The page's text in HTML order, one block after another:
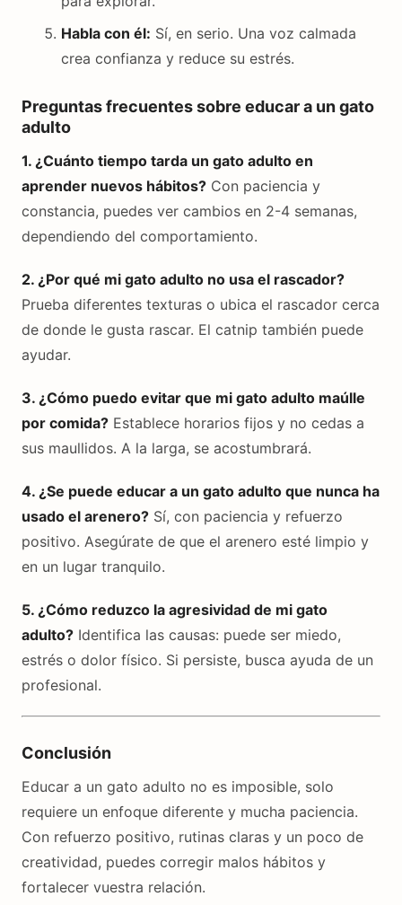
Habla con él: Sí, en serio. Una voz calmada
crea confianza y reduce su estrés.
Preguntas frecuentes sobre educar a un gato
adulto
1. ¿Cuánto tiempo tarda un gato adulto en
aprender nuevos hábitos? Con paciencia y
constancia, puedes ver cambios en 2-4 semanas,
dependiendo del comportamiento.
2. ¿Por qué mi gato adulto no usa el rascador?
Prueba diferentes texturas o ubica el rascador cerca
de donde le gusta rascar. El catnip también puede
ayudar.
3. ¿Cómo puedo evitar que mi gato adulto maúlle
por comida? Establece horarios fijos y no cedas a
sus maullidos. A la larga, se acostumbrará.
4. ¿Se puede educar a un gato adulto que nunca ha
usado el arenero? Sí, con paciencia y refuerzo
positivo. Asegúrate de que el arenero esté limpio y
en un lugar tranquilo.
5. ¿Cómo reduzco la agresividad de mi gato
adulto? Identifica las causas: puede ser miedo,
estrés o dolor físico. Si persiste, busca ayuda de un
profesional.
Conclusión
Educar a un gato adulto no es imposible, solo
requiere un enfoque diferente y mucha paciencia.
Con refuerzo positivo, rutinas claras y un poco de
creatividad, puedes corregir malos hábitos y
fortalecer vuestra relación.